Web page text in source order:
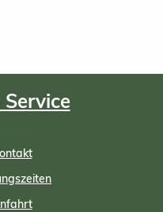
Service